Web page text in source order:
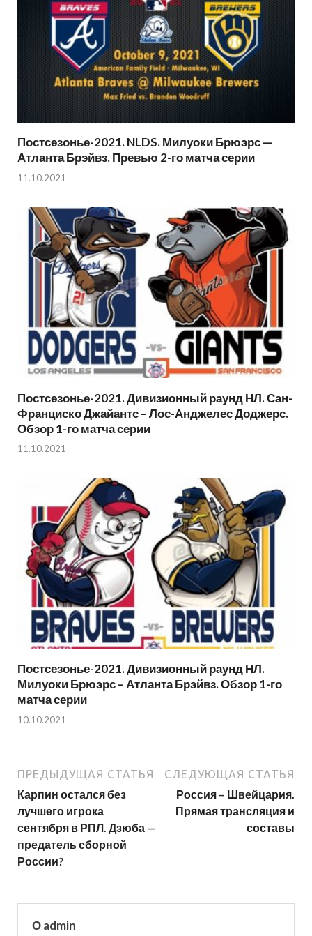
Постсезонье-2021. NLDS. Милуоки Брюэрс —
Атланта Брэйвз. Превью 2-го матча серии
11.10.2021
Постсезонье-2021. Дивизионный раунд НЛ. Сан-
Франциско Джайантс – Лос-Анджелес Доджерс.
Обзор 1-го матча серии
11.10.2021
Постсезонье-2021. Дивизионный раунд НЛ.
Милуоки Брюэрс – Атланта Брэйвз. Обзор 1-го
матча серии
10.10.2021
ПРЕДЫДУЩАЯ СТАТЬЯ
Карпин остался без
лучшего игрока
сентября в РПЛ. Дзюба —
предатель сборной
России?
СЛЕДУЮЩАЯ СТАТЬЯ
Россия – Швейцария.
Прямая трансляция и
составы
О admin